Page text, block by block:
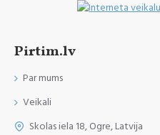
Pirtim.lv
Par mums
Veikali
Skolas iela 18, Ogre, Latvija